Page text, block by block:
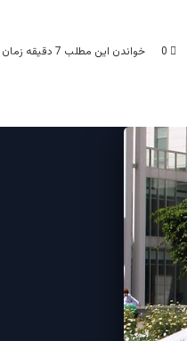
0 خواندن این مطلب 7 دقیقه زمان میبرد